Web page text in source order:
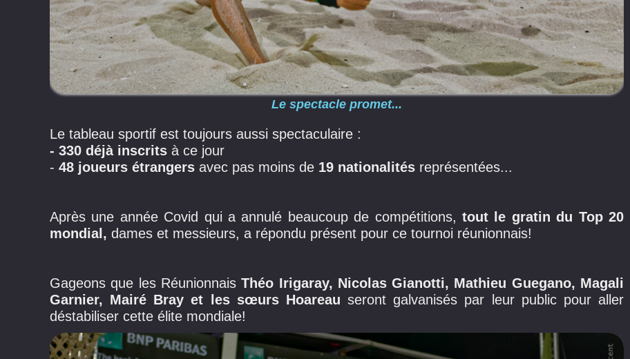
Le spectacle promet...
Le tableau sportif est toujours aussi spectaculaire :
- 330 déjà inscrits à ce jour
- 48 joueurs étrangers avec pas moins de 19 nationalités représentées...
Après une année Covid qui a annulé beaucoup de compétitions, tout le gratin du Top 20
mondial, dames et messieurs, a répondu présent pour ce tournoi réunionnais!
Gageons que les RéunionnaisThéo Irigaray, Nicolas Gianotti, Mathieu Guegano, Magali
Garnier, Mairé Bray et les sœurs Hoareau seront galvanisés par leur public pour aller
déstabiliser cette élite mondiale!